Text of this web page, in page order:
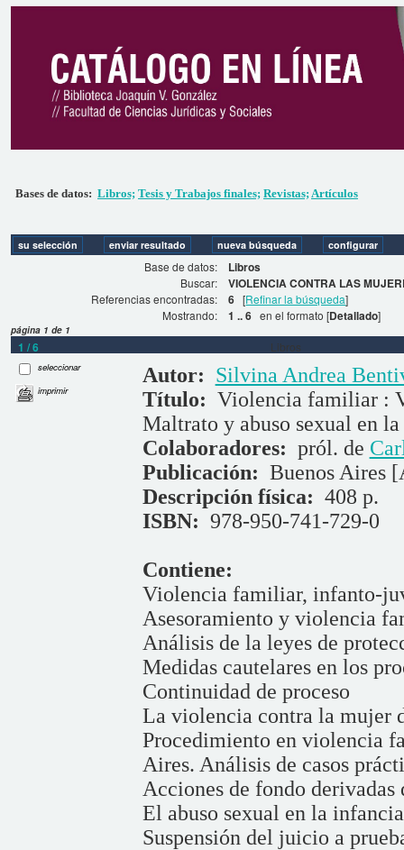
Bases de datos: Libros; Tesis y Trabajos finales; Revistas;Artículos
Base de datos: Libros
Buscar: VIOLENCIA CONTRA LAS
Referencias encontradas: 6 [Refinar la búsqueda]
Mostrando:
1 .. 6 en el formato [Detallado]
página 1 de 1
1 / 6 Libros
seleccionar
imprimir
Autor: Silvina Andrea
Título: Violencia familiar :
Maltrato y abuso sexual en
Colaboradores: pról. de
Publicación: Buenos Aires
Descripción física: 408 p.
ISBN: 978-950-741-729-0
Contiene:
Violencia familiar, infanto-
Asesoramiento y violencia
Análisis de la leyes de
Medidas cautelares en los
Continuidad de proceso
La violencia contra la mujer
Procedimiento en violencia
Aires. Análisis de casos
Acciones de fondo
El abuso sexual en la infancia
Suspensión del juicio a